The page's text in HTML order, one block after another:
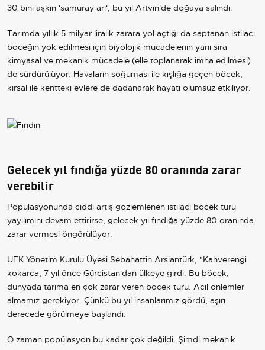
30 bini aşkın 'samuray arı', bu yıl Artvin'de doğaya salındı.
Tarımda yıllık 5 milyar liralık zarara yol açtığı da saptanan istilacı
böceğin yok edilmesi için biyolojik mücadelenin yanı sıra
kimyasal ve mekanik mücadele (elle toplanarak imha edilmesi)
de sürdürülüyor. Havaların soğuması ile kışlığa geçen böcek,
kırsal ile kentteki evlere de dadanarak hayatı olumsuz etkiliyor.
Gelecek yıl fındığa yüzde 80 oranında zarar
verebilir
Popülasyonunda ciddi artış gözlemlenen istilacı böcek türü
yayılımını devam ettirirse, gelecek yıl fındığa yüzde 80 oranında
zarar vermesi öngörülüyor.
UFK Yönetim Kurulu Üyesi Sebahattin Arslantürk, "Kahverengi
kokarca, 7 yıl önce Gürcistan'dan ülkeye girdi. Bu böcek,
dünyada tarıma en çok zarar veren böcek türü. Acil önlemler
almamız gerekiyor. Çünkü bu yıl insanlarımız gördü, aşırı
derecede görülmeye başlandı.
O zaman popülasyon bu kadar çok değildi. Şimdi mekanik